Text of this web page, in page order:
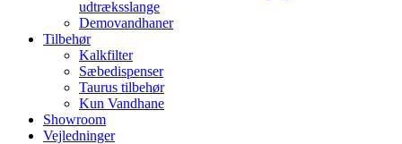
udtræksslange
Demovandhaner
Tilbehør
Kalkfilter
Sæbedispenser
Taurus tilbehør
Kun Vandhane
Showroom
Vejledninger